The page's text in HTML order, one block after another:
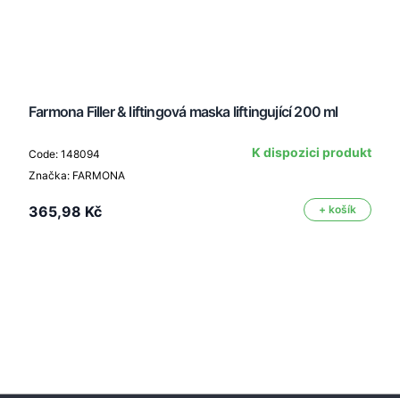
Farmona Filler & liftingová maska liftingující 200 ml
Code: 148094
Značka: FARMONA
K dispozici produkt
365,98 Kč + košík